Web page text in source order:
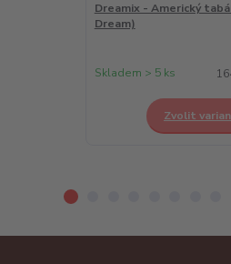
Dreamix - Americký
Dream)
Skladem > 5 ks
Zvolit